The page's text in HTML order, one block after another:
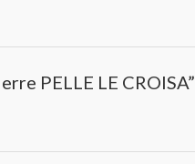
PELLE LE CROISA”